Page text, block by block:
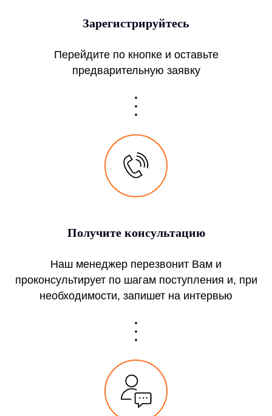
Зарегистрируйтесь
Перейдите по кнопке и оставьте
предварительную заявку
Получите консультацию
Наш менеджер перезвонит Вам и
проконсультирует по шагам поступления и, при
необходимости, запишет на интервью